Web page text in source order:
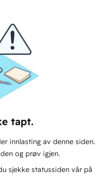
tapt.
innlasting av denne siden.
og prøv igjen.
sjekke statussiden vår på